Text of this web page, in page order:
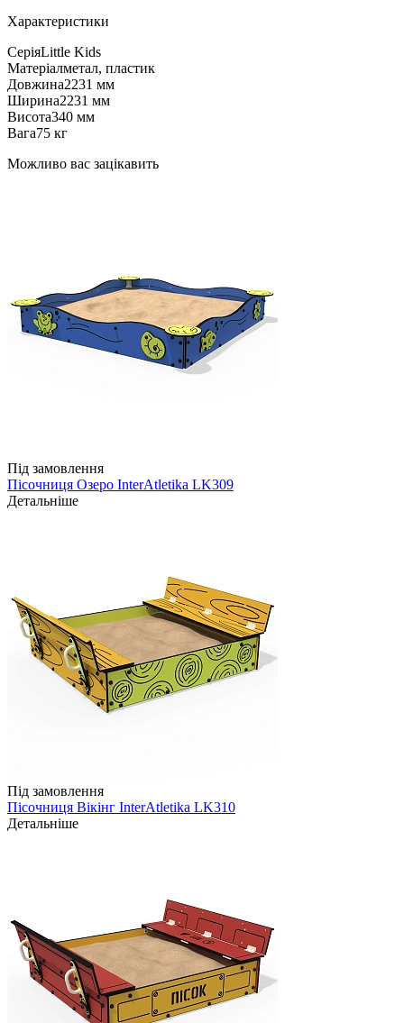
Характеристики
СеріяLittle Kids
Матеріалметал, пластик
Довжина2231 мм
Ширина2231 мм
Висота340 мм
Вага75 кг
Можливо вас зацікавить
Під замовлення
Пісочниця Озеро InterAtletika LK309
Детальніше
Під замовлення
Пісочниця Вікінг InterAtletika LK310
Детальніше